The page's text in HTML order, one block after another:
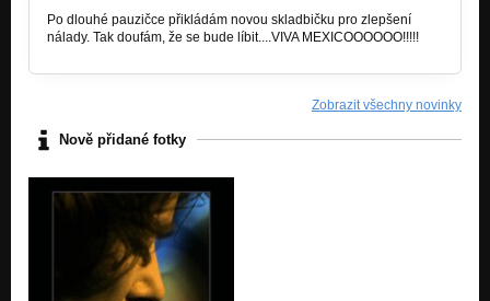
Po dlouhé pauzičce přikládám novou skladbičku pro zlepšení
nálady. Tak doufám, že se bude líbit....VIVA MEXICOOOOOO!!!!!
Zobrazit všechny novinky
Nově přidané fotky